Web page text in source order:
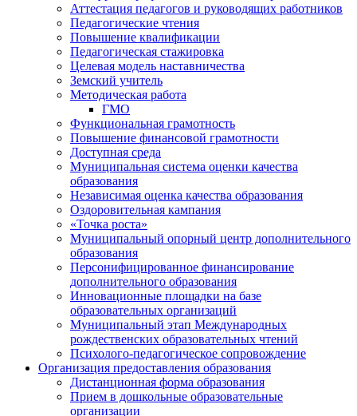
Аттестация педагогов и руководящих работников
Педагогические чтения
Повышение квалификации
Педагогическая стажировка
Целевая модель наставничества
Земский учитель
Методическая работа
ГМО
Функциональная грамотность
Повышение финансовой грамотности
Доступная среда
Муниципальная система оценки качества
образования
Независимая оценка качества образования
Оздоровительная кампания
«Точка роста»
Муниципальный опорный центр дополнительного
образования
Персонифицированное финансирование
дополнительного образования
Инновационные площадки на базе
образовательных организаций
Муниципальный этап Международных
рождественских образовательных чтений
Психолого-педагогическое сопровождение
Организация предоставления образования
Дистанционная форма образования
Прием в дошкольные образовательные
организации